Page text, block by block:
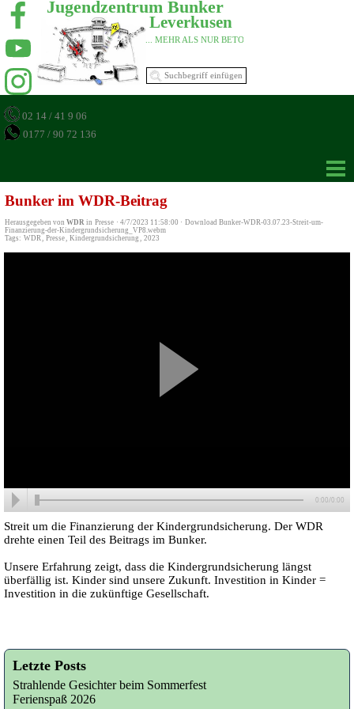
Jugendzentrum Bunker
... MEHR ALS NUR BETON
02 14 / 41 9 06
0177 / 90 72 136
Leverkusen
Bunker im WDR-Beitrag
Herausgegeben von WDR in Presse · 4/7/2023 11:58:00 · Download Bunker-WDR-03.07.23-Streit-um-
Finanzierung-der-Kindergrundsicherung_VP8.webm
Tags: WDR, Presse, Kindergrundsicherung , 2023
0:00/0:00
Streit um die Finanzierung der Kindergrundsicherung. Der WDR
drehte einen Teil des Beitrags im Bunker.
Unsere Erfahrung zeigt, dass die Kindergrundsicherung längst
überfällig ist. Kinder sind unsere Zukunft. Investition in Kinder =
Investition in die zukünftige Gesellschaft.
Letzte Posts
Strahlende Gesichter beim Sommerfest
Ferienspaß 2026